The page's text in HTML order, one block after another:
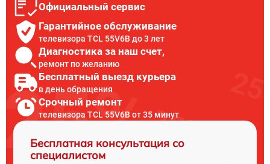
Официальный сервис
Гарантийное обслуживание
телевизора TCL 55V6B до 3 лет
Диагностика за наш счет,
ремонт по желанию
Бесплатный выезд курьера
в день обращения
Срочный ремонт
телевизора TCL 55V6B от 35 минут
Бесплатная консультация со
специалистом